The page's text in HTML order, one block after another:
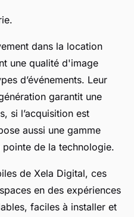
dans la location
une qualité d'image
d’événements. Leur
garantit une
si l’acquisition est
aussi une gamme
de la technologie.
de Xela Digital, ces
en des expériences
faciles à installer et